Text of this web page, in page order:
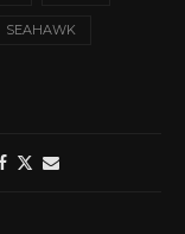
SEAHAWK